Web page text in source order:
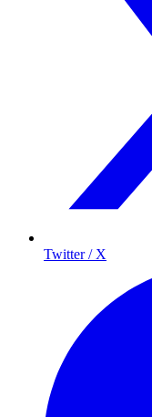
Twitter / X